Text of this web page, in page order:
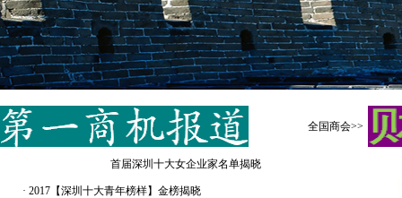
全国商会>>
首届深圳十大女企业家名单揭晓
· 2017【深圳十大青年榜样】金榜揭晓